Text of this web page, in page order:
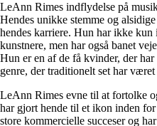
LeAnn Rimes indflydelse på
Hendes unikke stemme og
hendes karriere. Hun har ikke kun
kunstnere, men har også banet
Hun er en af de få kvinder, der
genre, der traditionelt set har
LeAnn Rimes evne til at fortolke
har gjort hende til et ikon inden
store kommercielle succeser og